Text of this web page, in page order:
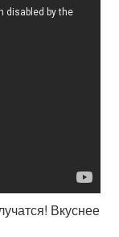
Вкуснее